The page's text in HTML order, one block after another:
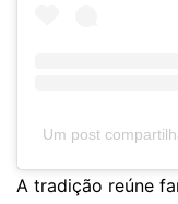
Um post
A tradição reúne